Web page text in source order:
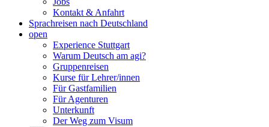
Kontakt & Anfahrt
Sprachreisen nach Deutschland
open
Experience Stuttgart
Warum Deutsch am agi?
Gruppenreisen
Kurse für Lehrer/innen
Für Gastfamilien
Für Agenturen
Unterkunft
Der Weg zum Visum